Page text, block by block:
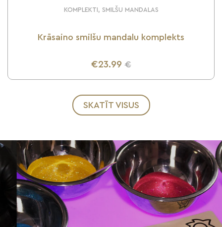
KOMPLEKTI, SMILŠU MANDALAS
Krāsaino smilšu mandalu komplekts
€23.99 €
UZZINI VAIRĀK
SKATĪT VISUS